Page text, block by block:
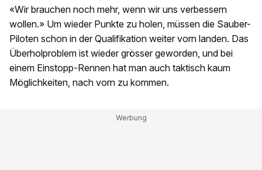
«Wir brauchen noch mehr, wenn wir uns verbessern
wollen.» Um wieder Punkte zu holen, müssen die Sauber-
Piloten schon in der Qualifikation weiter vorn landen. Das
Überholproblem ist wieder grösser geworden, und bei
einem Einstopp-Rennen hat man auch taktisch kaum
Möglichkeiten, nach vorn zu kommen.